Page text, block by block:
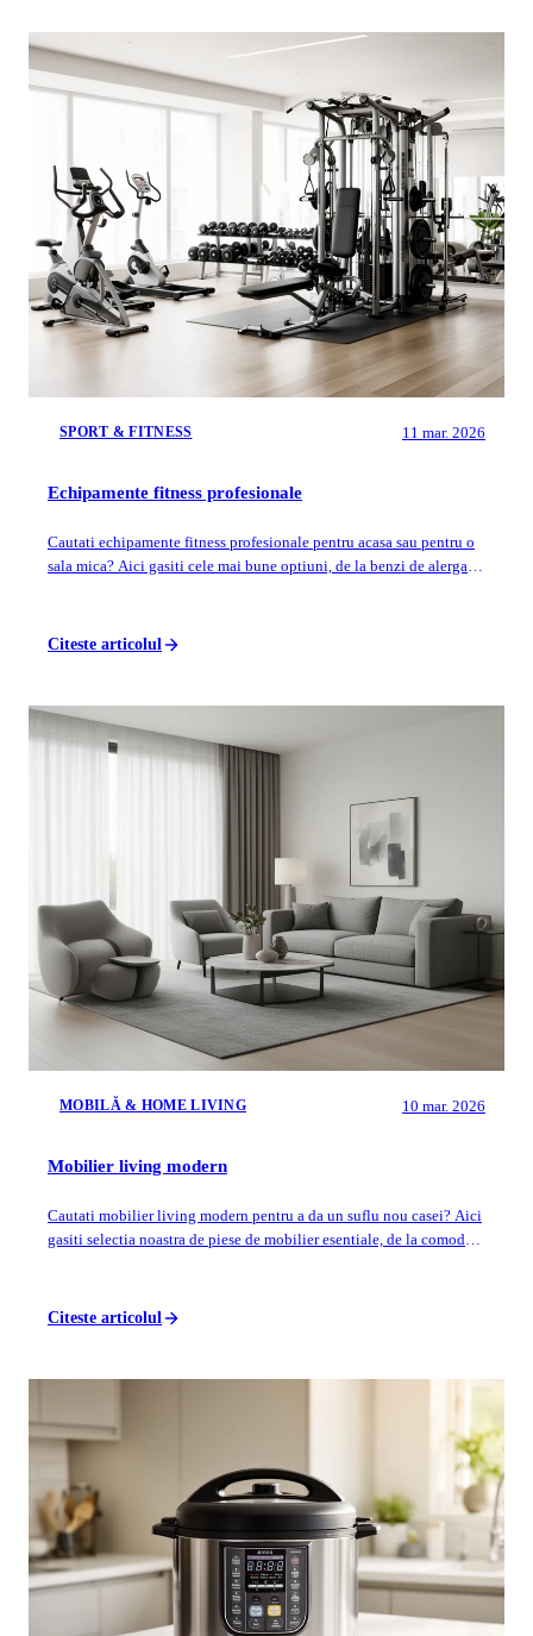
SPORT & FITNESS 11 mar. 2026
Echipamente fitness profesionale
Cautati echipamente fitness profesionale pentru acasa sau pentru o
sala mica? Aici gasiti cele mai bune optiuni, de la benzi de alergare
Citeste articolul
MOBILĂ & HOME LIVING 10 mar. 2026
Mobilier living modern
Cautati mobilier living modern pentru a da un suflu nou casei? Aici
gasiti selectia noastra de piese de mobilier esentiale, de la comode
Citeste articolul